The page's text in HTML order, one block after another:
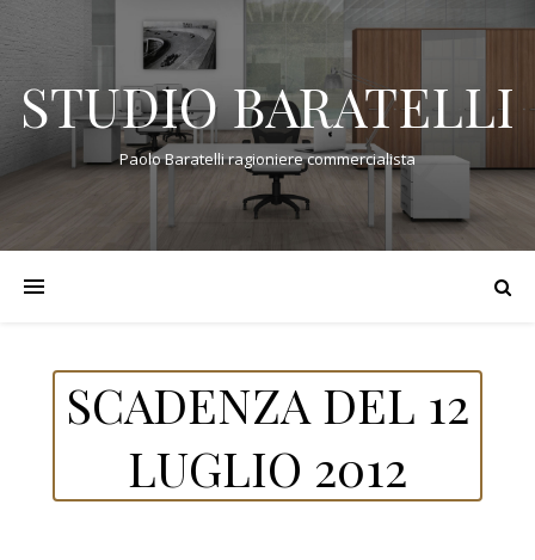
STUDIO BARATELLI
Paolo Baratelli ragioniere commercialista
SCADENZA DEL 12
LUGLIO 2012